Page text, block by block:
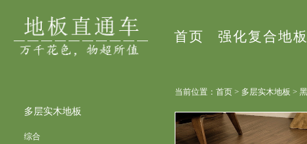
首页 强化复合地
多层实木地板
综合
当前位置：首页 > 多层实木地板 >